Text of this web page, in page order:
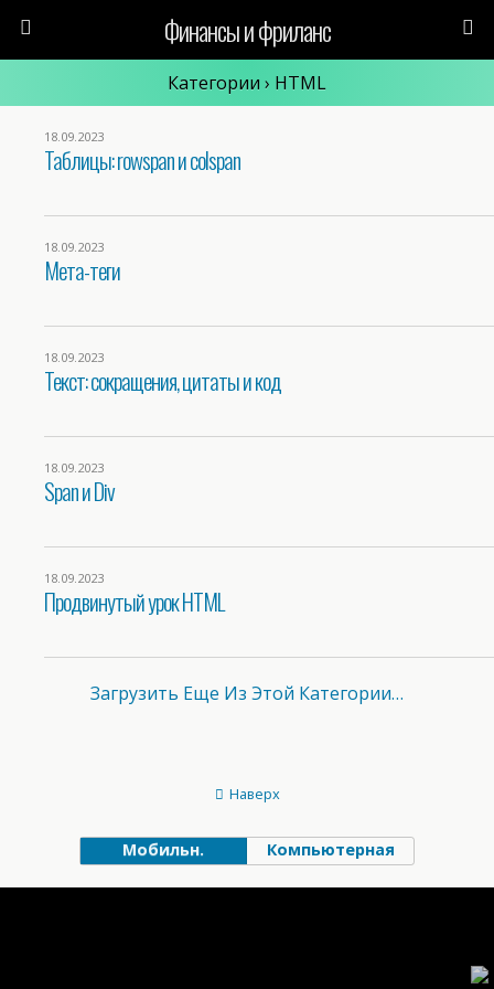
Финансы и фриланс
Категории › HTML
18.09.2023
Таблицы: rowspan и colspan
18.09.2023
Мета-теги
18.09.2023
Текст: сокращения, цитаты и код
18.09.2023
Span и Div
18.09.2023
Продвинутый урок HTML
Загрузить Еще Из Этой Категории…
Наверх
Мобильн. Компьютерная